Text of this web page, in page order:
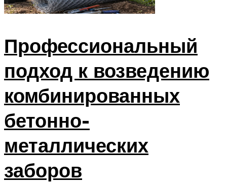
Профессиональный
подход к возведению
комбинированных
бетонно-
металлических
заборов